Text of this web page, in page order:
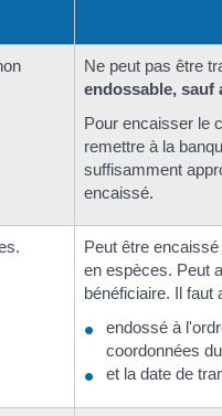
Ne peut pas être
endossable, sauf
Pour encaisser le
remettre à la
suffisamment
encaissé.
Peut être
en espèces. Peut
bénéficiaire. Il faut
endossé à
coordonnées
et la date de